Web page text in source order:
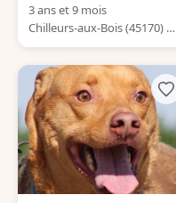
3 ans et 9 mois
Chilleurs-aux-Bois (45170) Fr
ance